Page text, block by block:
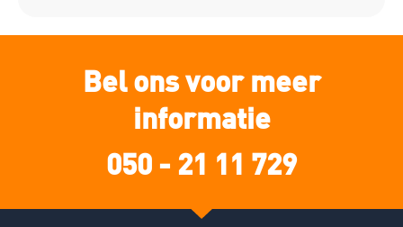
Bel ons voor meer
informatie
050 - 21 11 729